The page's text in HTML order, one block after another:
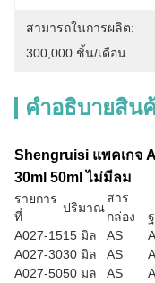
สามารถในการผลิต:
300,000 ชิ้น/เดือน
คําอธิบายสิน
Shengruisi แพคเกจ
30ml 50ml ไม่มีลม
รายการ
ที่
ปริมาณ
สาร
กล่อง
A027-1515 มิล AS
A027-3030 มิล AS
A027-5050 มล AS